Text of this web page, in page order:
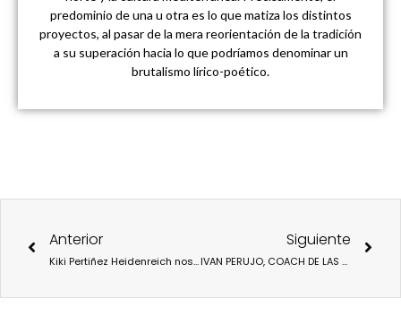
predominio de una u otra es lo que matiza los distintos
proyectos, al pasar de la mera reorientación de la tradición
a su superación hacia lo que podríamos denominar un
brutalismo lírico-poético.
Anterior
Kiki Pertiñez Heidenreich nos habla de BOOM! Art Community, un puente cultural en España
Siguiente
IVAN PERUJO, COACH DE LAS CELEBRITIES INAUGURA SU CENTRO DEPORTIVO EN MÓSTOLES.